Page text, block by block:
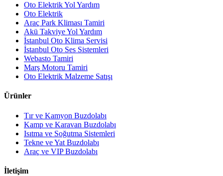
Oto Elektrik Yol Yardım
Oto Elektrik
Araç Park Kliması Tamiri
Akü Takviye Yol Yardım
İstanbul Oto Klima Servisi
İstanbul Oto Ses Sistemleri
Webasto Tamiri
Marş Motoru Tamiri
Oto Elektrik Malzeme Satışı
Ürünler
Tır ve Kamyon Buzdolabı
Kamp ve Karavan Buzdolabı
Isıtma ve Soğutma Sistemleri
Tekne ve Yat Buzdolabı
Araç ve VIP Buzdolabı
İletişim